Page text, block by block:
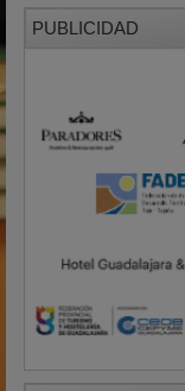
PUBLICIDAD